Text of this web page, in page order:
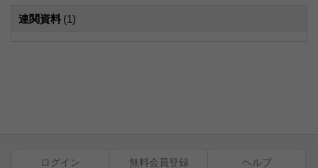
連関資料 (1)
ログイン 無料会員登録 ヘルプ